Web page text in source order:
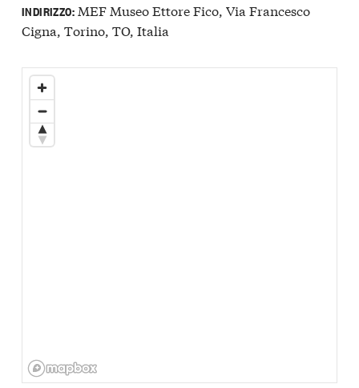
INDIRIZZO:MEF Museo Ettore Fico, Via Francesco
Cigna, Torino, TO, Italia